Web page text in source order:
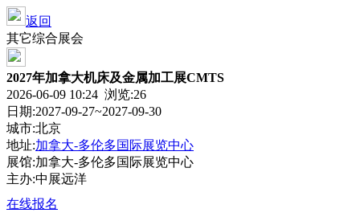
返回
其它综合展会
2027年加拿大机床及金属加工展CMTS
2026-06-09 10:24 浏览:26
日期:2027-09-27~2027-09-30
城市:北京
地址:加拿大-多伦多国际展览中心
展馆:加拿大-多伦多国际展览中心
主办:中展远洋
在线报名